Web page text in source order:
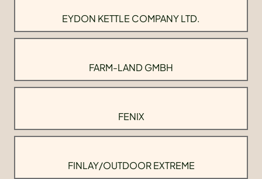
EYDON KETTLE COMPANY LTD.
FARM-LAND GMBH
FENIX
FINLAY/OUTDOOR EXTREME